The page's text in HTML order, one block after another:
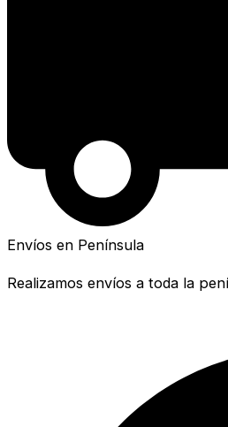
Envíos en Península
Realizamos envíos a toda la